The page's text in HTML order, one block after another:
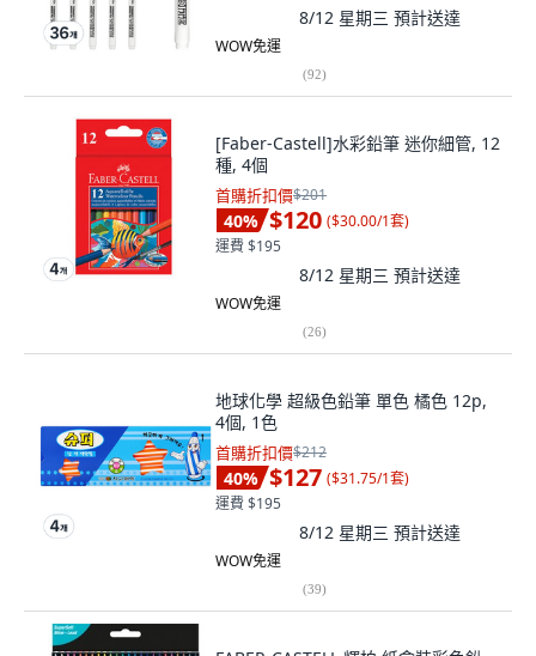
8/12 星期三 預計送達
WOW免運
(92)
[Faber-Castell]水彩鉛筆 迷你細管, 12
種, 4個
首購折扣價$201
40% $120 ($30.00/1套)
運費 $195
8/12 星期三 預計送達
WOW免運
(26)
地球化學 超級色鉛筆 單色 橘色 12p,
4個, 1色
首購折扣價$212
40% $127 ($31.75/1套)
運費 $195
8/12 星期三 預計送達
WOW免運
(39)